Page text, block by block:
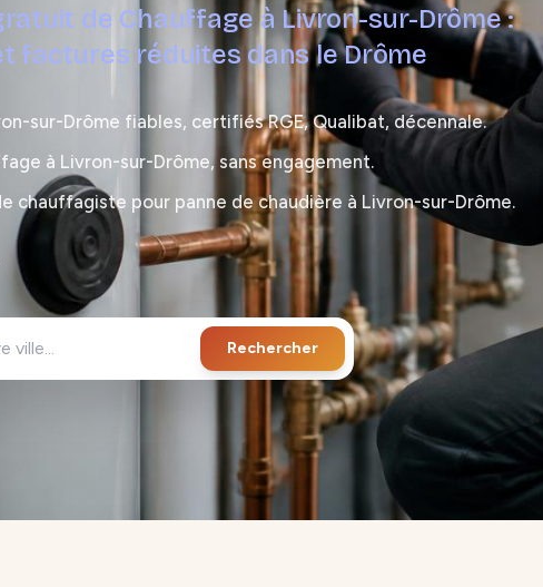
de Chauffage à Livron-sur-Drôme :
factures réduites dans le Drôme
sur-Drôme fiables, certifiés RGE, Qualibat, décennale.
à Livron-sur-Drôme, sans engagement.
chauffagiste pour panne de chaudière à Livron-sur-Drôme.
Rechercher